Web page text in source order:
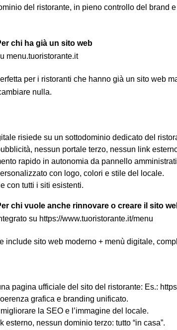
del ristorante, in pieno controllo del brand
chi ha già un sito web
menu.tuoristorante.it
per i ristoranti che hanno già un sito web
nulla.
risiede su un sottodominio dedicato del
nessun portale terzo, nessun link
rapido in autonomia da pannello
con logo, colori e stile del locale.
con tutti i siti esistenti.
chi vuole anche rinnovare o creare il sito
su https://www.tuoristorante.it/menu
include sito web moderno + menù digitale,
pagina ufficiale del sito del ristorante: Es.:
grafica e branding unificato.
la SEO e l’immagine del locale.
esterno, nessun dominio terzo: tutto “in casa”.